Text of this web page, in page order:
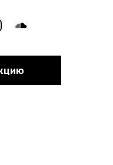
soundcloud